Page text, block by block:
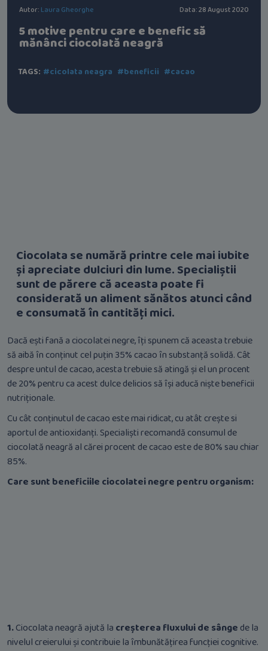
Autor:Laura Gheorghe Data: 28 August 2020
5 motive pentru care e benefic să
mănânci ciocolată neagră
TAGS: #cicolata neagra #beneficii #cacao
Ciocolata se numără printre cele mai iubite
și apreciate dulciuri din lume. Specialiștii
sunt de părere că aceasta poate fi
considerată un aliment sănătos atunci când
e consumată în cantități mici.
Dacă ești fană a ciocolatei negre, îți spunem că aceasta trebuie
să aibă în conținut cel puțin 35% cacao în substanță solidă. Cât
despre untul de cacao, acesta trebuie să atingă și el un procent
de 20% pentru ca acest dulce delicios să își aducă niște beneficii
nutriționale.
Cu cât conținutul de cacao este mai ridicat, cu atât crește si
aportul de antioxidanți. Specialiști recomandă consumul de
ciocolată neagră al cărei procent de cacao este de 80% sau chiar
85%.
Care sunt beneficiile ciocolatei negre pentru organism:
1.Ciocolata neagră ajută la creșterea fluxului de sânge de la
nivelul creierului și contribuie la îmbunătățirea funcției cognitive.